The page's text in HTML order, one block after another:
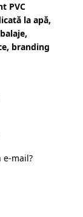
PVC
la apă,
branding
mail?